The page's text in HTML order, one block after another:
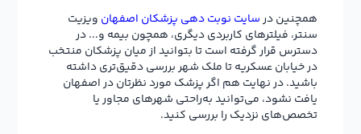
همچنین درسایت نوبت دهی پزشکان اصفهان ویزیت
سنتر، فیلترهای کاربردی دیگری، همچون بیمه و... در
دسترس قرار گرفته است تا بتوانید از میان پزشکان منتخب
در خیابان عسکریه تا ملک شهر بررسی دقیق‌تری داشته
باشید. در نهایت هم اگر پزشک مورد نظرتان در اصفهان
یافت نشود، می‌توانید به‌راحتی شهرهای مجاور یا
تخصص‌های نزدیک را بررسی کنید.